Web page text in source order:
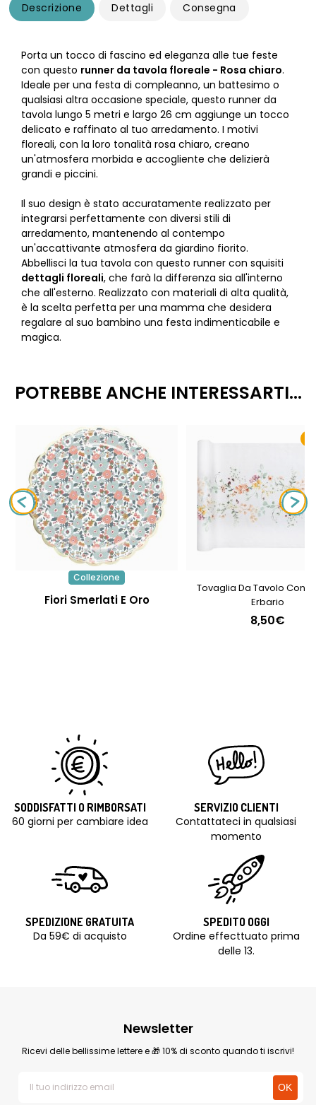
Descrizione Dettagli Consegna
Porta un tocco di fascino ed eleganza alle tue feste
con questo runner da tavola floreale - Rosa chiaro.
Ideale per una festa di compleanno, un battesimo o
qualsiasi altra occasione speciale, questo runner da
tavola lungo 5 metri e largo 26 cm aggiunge un tocco
delicato e raffinato al tuo arredamento. I motivi
floreali, con la loro tonalità rosa chiaro, creano
un'atmosfera morbida e accogliente che delizierà
grandi e piccini.
Il suo design è stato accuratamente realizzato per
integrarsi perfettamente con diversi stili di
arredamento, mantenendo al contempo
un'accattivante atmosfera da giardino fiorito.
Abbellisci la tua tavola con questo runner con squisiti
dettagli floreali, che farà la differenza sia all'interno
che all'esterno. Realizzato con materiali di alta qualità,
è la scelta perfetta per una mamma che desidera
regalare al suo bambino una festa indimenticabile e
magica.
POTREBBE ANCHE INTERESSARTI...
Collezione
Fiori Smerlati E Oro
Tovaglia Da Tavolo Con
Erbario
8,50€
SODDISFATTI O RIMBORSATI
60 giorni per cambiare idea
SERVIZIO CLIENTI
Contattateci in qualsiasi
momento
SPEDIZIONE GRATUITA
Da 59€ di acquisto
SPEDITO OGGI
Ordine effecttuato prima
delle 13.
Newsletter
Ricevi delle bellissime lettere e 🎁 10% di sconto quando ti iscrivi!